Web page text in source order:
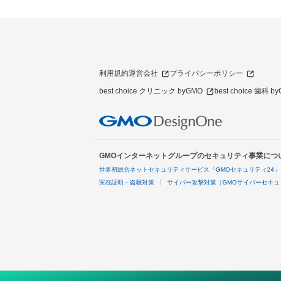
利用規約運営会社 プライバシーポリシー
best choice クリニック byGMO best choice 歯科
GMOインターネットグループのセキュリティ事業につ
世界初総合ネットセキュリティサービス「GMOセキュリティ24」
実在証明・盗聴対策 サイバー攻撃対策（GMOサイバーセキュ